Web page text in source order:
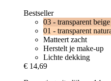
Bestseller
03 - transparent beige
01 - transparent
Matteert zacht
Herstelt je make-up
Lichte dekking
€ 14,69